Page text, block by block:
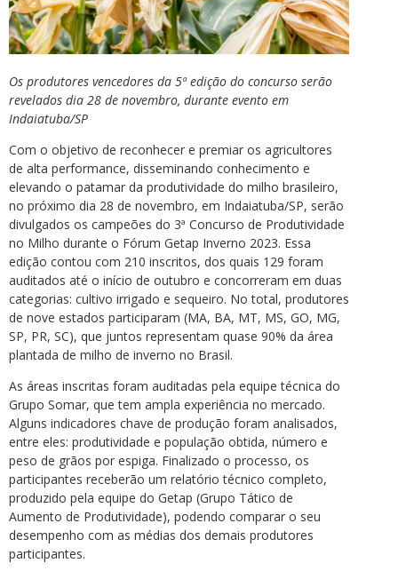
Os produtores vencedores da 5ª edição do concurso serão
revelados dia 28 de novembro, durante evento em
Indaiatuba/SP
Com o objetivo de reconhecer e premiar os agricultores
de alta performance, disseminando conhecimento e
elevando o patamar da produtividade do milho brasileiro,
no próximo dia 28 de novembro, em Indaiatuba/SP, serão
divulgados os campeões do 3ª Concurso de Produtividade
no Milho durante o Fórum Getap Inverno 2023. Essa
edição contou com 210 inscritos, dos quais 129 foram
auditados até o início de outubro e concorreram em duas
categorias: cultivo irrigado e sequeiro. No total, produtores
de nove estados participaram (MA, BA, MT, MS, GO, MG,
SP, PR, SC), que juntos representam quase 90% da área
plantada de milho de inverno no Brasil.
As áreas inscritas foram auditadas pela equipe técnica do
Grupo Somar, que tem ampla experiência no mercado.
Alguns indicadores chave de produção foram analisados,
entre eles: produtividade e população obtida, número e
peso de grãos por espiga. Finalizado o processo, os
participantes receberão um relatório técnico completo,
produzido pela equipe do Getap (Grupo Tático de
Aumento de Produtividade), podendo comparar o seu
desempenho com as médias dos demais produtores
participantes.